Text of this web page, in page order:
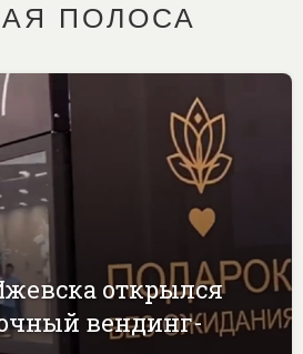
ПОЛОСА
открылся
вендинг-